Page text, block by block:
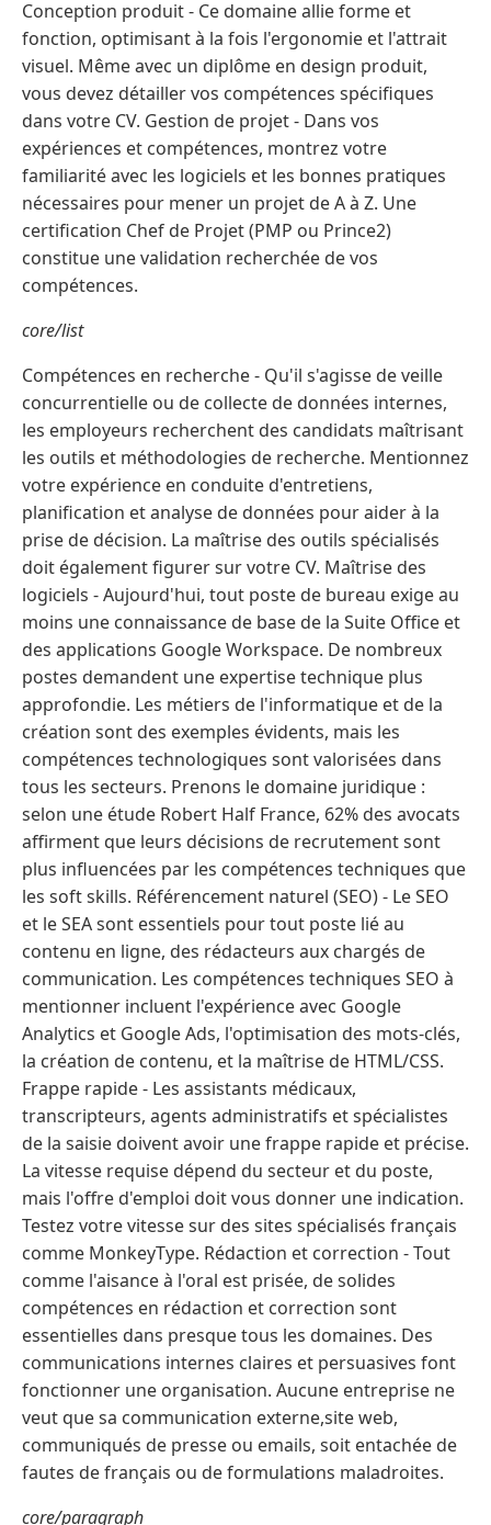
Conception produit - Ce domaine allie forme et
fonction, optimisant à la fois l'ergonomie et l'attrait
visuel. Même avec un diplôme en design produit,
vous devez détailler vos compétences spécifiques
dans votre CV. Gestion de projet - Dans vos
expériences et compétences, montrez votre
familiarité avec les logiciels et les bonnes pratiques
nécessaires pour mener un projet de A à Z. Une
certification Chef de Projet (PMP ou Prince2)
constitue une validation recherchée de vos
compétences.
core/list
Compétences en recherche - Qu'il s'agisse de veille
concurrentielle ou de collecte de données internes,
les employeurs recherchent des candidats maîtrisant
les outils et méthodologies de recherche. Mentionnez
votre expérience en conduite d'entretiens,
planification et analyse de données pour aider à la
prise de décision. La maîtrise des outils spécialisés
doit également figurer sur votre CV. Maîtrise des
logiciels - Aujourd'hui, tout poste de bureau exige au
moins une connaissance de base de la Suite Office et
des applications Google Workspace. De nombreux
postes demandent une expertise technique plus
approfondie. Les métiers de l'informatique et de la
création sont des exemples évidents, mais les
compétences technologiques sont valorisées dans
tous les secteurs. Prenons le domaine juridique :
selon une étude Robert Half France, 62% des avocats
affirment que leurs décisions de recrutement sont
plus influencées par les compétences techniques que
les soft skills. Référencement naturel (SEO) - Le SEO
et le SEA sont essentiels pour tout poste lié au
contenu en ligne, des rédacteurs aux chargés de
communication. Les compétences techniques SEO à
mentionner incluent l'expérience avec Google
Analytics et Google Ads, l'optimisation des mots-clés,
la création de contenu, et la maîtrise de HTML/CSS.
Frappe rapide - Les assistants médicaux,
transcripteurs, agents administratifs et spécialistes
de la saisie doivent avoir une frappe rapide et précise.
La vitesse requise dépend du secteur et du poste,
mais l'offre d'emploi doit vous donner une indication.
Testez votre vitesse sur des sites spécialisés français
comme MonkeyType. Rédaction et correction - Tout
comme l'aisance à l'oral est prisée, de solides
compétences en rédaction et correction sont
essentielles dans presque tous les domaines. Des
communications internes claires et persuasives font
fonctionner une organisation. Aucune entreprise ne
veut que sa communication externe,site web,
communiqués de presse ou emails, soit entachée de
fautes de français ou de formulations maladroites.
core/paragraph